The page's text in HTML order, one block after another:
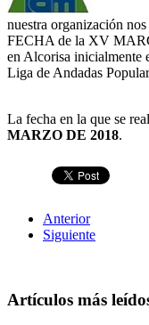
nuestra organización
FECHA de la XV
en Alcorisa inicialmente
Liga de Andadas
La fecha en la que se
MARZO DE 2018.
Anterior
Siguiente
Artículos más